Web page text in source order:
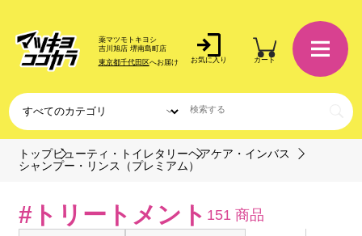
薬マツモトキヨシ
吉川旭店 堺南島町店
東京都千代田区へお届け お気に入り カート
トップビューティ・トイレタリーヘアケア・インバス
シャンプー・リンス（プレミアム）
#トリートメント 151 商品